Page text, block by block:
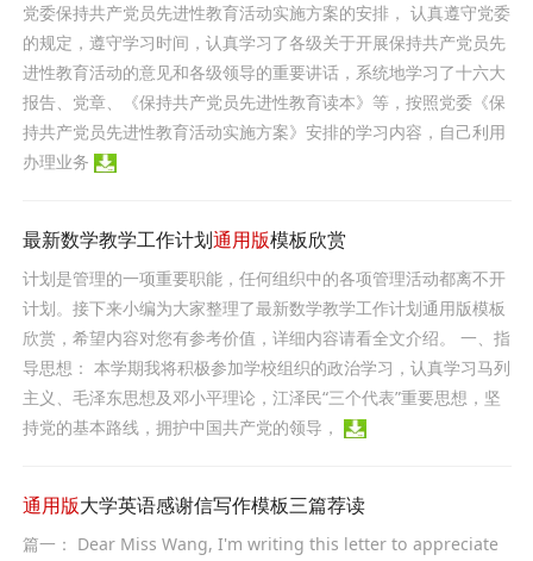
党委保持共产党员先进性教育活动实施方案的安排， 认真遵守党委
的规定，遵守学习时间，认真学习了各级关于开展保持共产党员先
进性教育活动的意见和各级领导的重要讲话，系统地学习了十六大
报告、党章、《保持共产党员先进性教育读本》等，按照党委《保
持共产党员先进性教育活动实施方案》安排的学习内容，自己利用
办理业务
最新数学教学工作计划通用版模板欣赏
计划是管理的一项重要职能，任何组织中的各项管理活动都离不开
计划。接下来小编为大家整理了最新数学教学工作计划通用版模板
欣赏，希望内容对您有参考价值，详细内容请看全文介绍。 一、指
导思想： 本学期我将积极参加学校组织的政治学习，认真学习马列
主义、毛泽东思想及邓小平理论，江泽民“三个代表”重要思想，坚
持党的基本路线，拥护中国共产党的领导，
通用版大学英语感谢信写作模板三篇荐读
篇一： Dear Miss Wang, I'm writing this letter to appreciate